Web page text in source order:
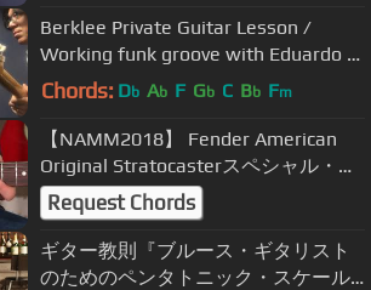
Berklee Private Guitar Lesson /
Working funk groove with Eduardo /
BPGL#2
Chords: Db Ab F Gb C Bb Fm
【NAMM2018】 Fender American
Original Stratocasterスペシャル・デ
モンストレーション by TOMO
FUJITA【デジマート・マガジン】
Request Chords
ギター教則『ブルース・ギタリスト
のためのペンタトニック・スケール